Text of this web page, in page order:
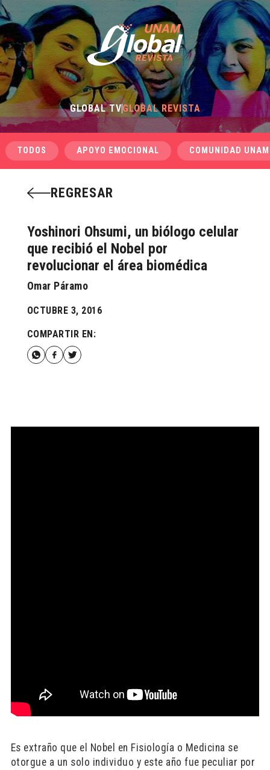
GLOBAL TVGLOBAL REVISTA
TODOS APOYO EMOCIONAL COMUNIDAD UNAM
REGRESAR
Yoshinori Ohsumi, un biólogo celular
que recibió el Nobel por
revolucionar el área biomédica
Omar Páramo
OCTUBRE 3, 2016
COMPARTIR EN:
Es extraño que el Nobel en Fisiología o Medicina se
otorgue a un solo individuo y este año fue peculiar por